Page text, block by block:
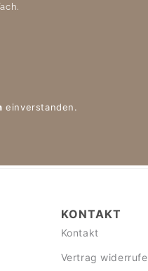
einverstanden.
KONTAKT
Kontakt
Vertrag